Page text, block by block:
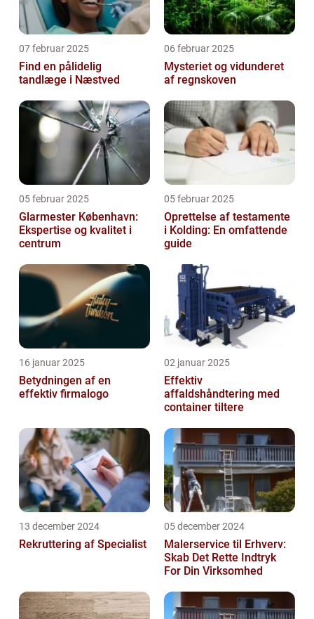
07 februar 2025
Find en pålidelig
tandlæge i Næstved
06 februar 2025
Mysteriet og vidunderet
af regnskoven
05 februar 2025
Glarmester København:
Ekspertise og kvalitet i
centrum
05 februar 2025
Oprettelse af testamente
i Kolding: En omfattende
guide
16 januar 2025
Betydningen af en
effektiv firmalogo
02 januar 2025
Effektiv
affaldshåndtering med
container tiltere
13 december 2024
Rekruttering af Specialist
05 december 2024
Malerservice til Erhverv:
Skab Det Rette Indtryk
For Din Virksomhed